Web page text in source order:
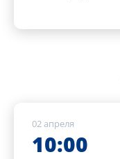
02 апреля
10:00